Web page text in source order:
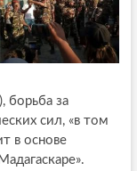
борьба за
сил, «в том
в основе